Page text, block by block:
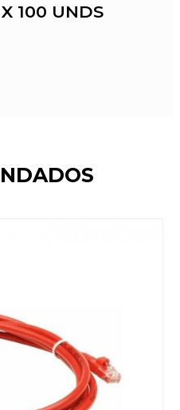
100 UNDS